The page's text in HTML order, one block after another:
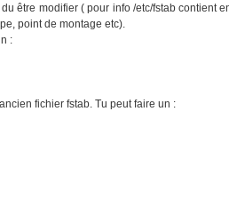
être modifier ( pour info /etc/fstab contient
point de montage etc).
:
fichier fstab. Tu peut faire un :